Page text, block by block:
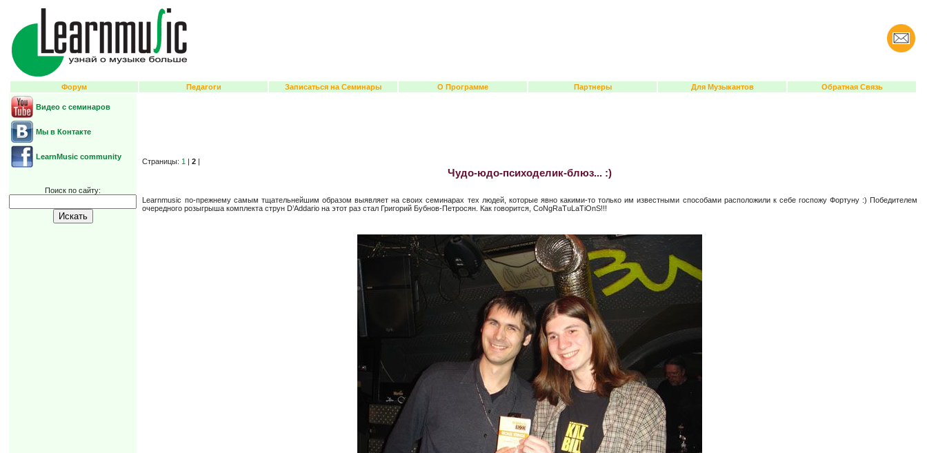
Форум Педагоги Записаться на Семинары О Программе Партнеры Для Музыкантов Обратная Связь
Видео с семинаров
Мы в Контакте
LearnMusic community
Поиск по сайту:
Страницы: 1 |2 |
Чудо-юдо-психоделик-блюз... :)
Learnmusic по-прежнему самым тщательнейшим образом выявляет на своих семинарах тех людей, которые явно какими-то только им известными способами расположили к себе госпожу Фортуну :) Победителем
очередного розыгрыша комплекта струн D’Addario на этот раз стал Григорий Бубнов-Петросян. Как говорится, CoNgRaTuLaTiOnS!!!